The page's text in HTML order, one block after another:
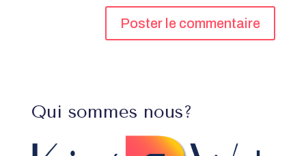
Qui sommes nous?